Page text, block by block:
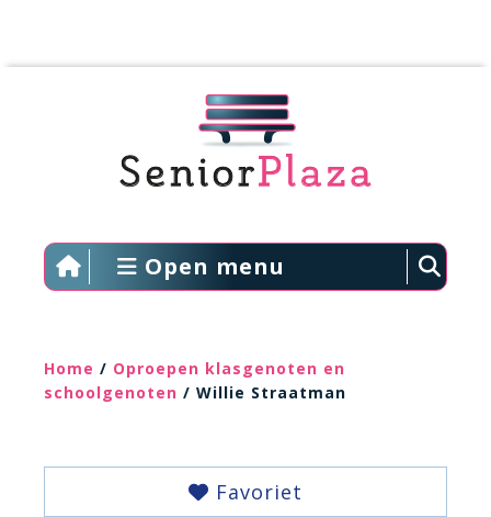
Open menu
Home / Oproepen klasgenoten en
schoolgenoten / Willie Straatman
Favoriet